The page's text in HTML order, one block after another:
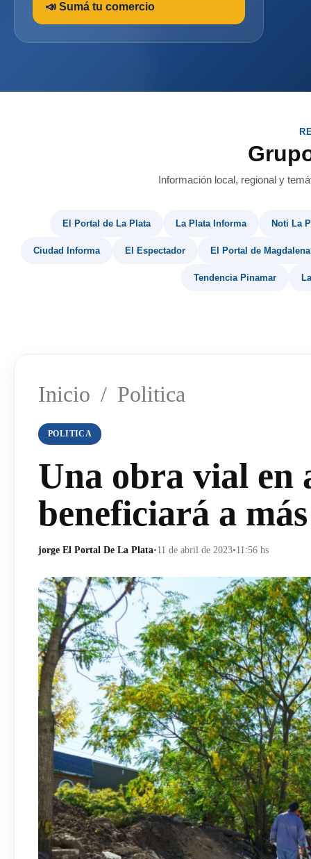
📣 Sumá tu comercio
Información local, regional y
El Portal de La Plata La Plata Informa Noti La
Ciudad Informa El Espectador El Portal de Magdalena
Tendencia Pinamar
Inicio / Politica
POLITICA
Una obra vial en
beneficiará a
jorge El Portal De La Plata•11 de abril de 2023•11:56 hs